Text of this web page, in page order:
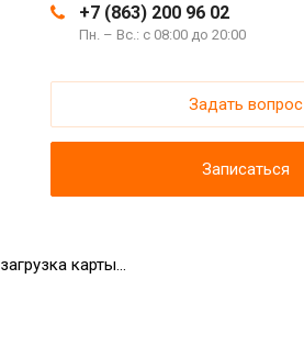
+7 (863) 200 96 02
Пн. – Вс.: с 08:00 до 20:00
Задать вопрос
Записаться
загрузка карты...